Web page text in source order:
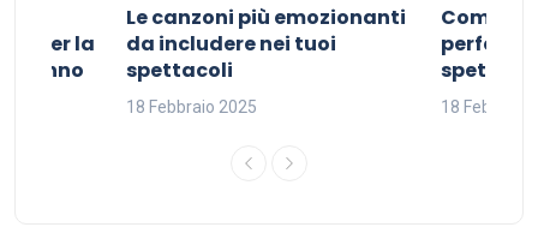
per la
sonno
Le canzoni più emozionanti
da includere nei tuoi
spettacoli
18 Febbraio 2025
Come
perfetta
18 Febbraio